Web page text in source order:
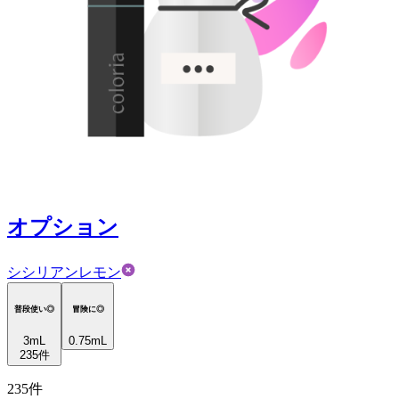
オプション
シシリアンレモン
普段使い◎
3mL
235件
冒険に◎
0.75mL
235件